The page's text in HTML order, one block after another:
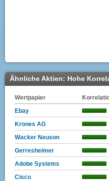
Ähnliche Aktien: Hohe
Wertpapier
Ebay
Krones AG
Wacker Neuson
Gerresheimer
Adobe Systems
Cisco